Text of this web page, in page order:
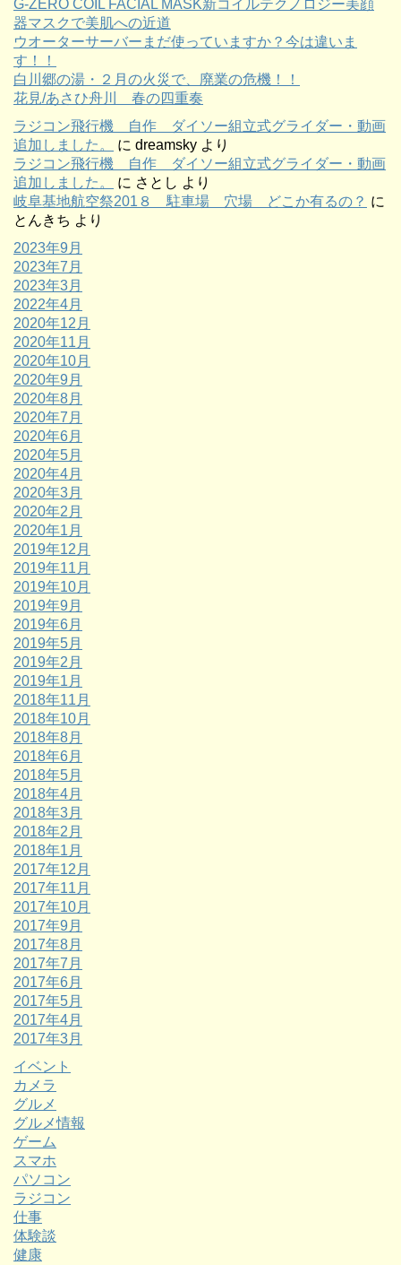
G-ZERO COIL FACIAL MASK新コイルテクノロジー美顔
器マスクで美肌への近道
ウオーターサーバーまだ使っていますか？今は違いま
す！！
白川郷の湯・２月の火災で、廃業の危機！！
花見/あさひ舟川 春の四重奏
ラジコン飛行機 自作 ダイソー組立式グライダー・動画
追加しました。
に dreamsky より
ラジコン飛行機 自作 ダイソー組立式グライダー・動画
追加しました。
に さとし より
岐阜基地航空祭201８ 駐車場 穴場 どこか有るの？ に
とんきち より
2023年9月
2023年7月
2023年3月
2022年4月
2020年12月
2020年11月
2020年10月
2020年9月
2020年8月
2020年7月
2020年6月
2020年5月
2020年4月
2020年3月
2020年2月
2020年1月
2019年12月
2019年11月
2019年10月
2019年9月
2019年6月
2019年5月
2019年2月
2019年1月
2018年11月
2018年10月
2018年8月
2018年6月
2018年5月
2018年4月
2018年3月
2018年2月
2018年1月
2017年12月
2017年11月
2017年10月
2017年9月
2017年8月
2017年7月
2017年6月
2017年5月
2017年4月
2017年3月
イベント
カメラ
グルメ
グルメ情報
ゲーム
スマホ
パソコン
ラジコン
仕事
体験談
健康